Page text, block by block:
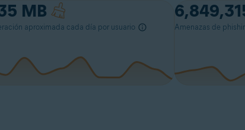
MB
aproximada cada día por usuario Amenazas de